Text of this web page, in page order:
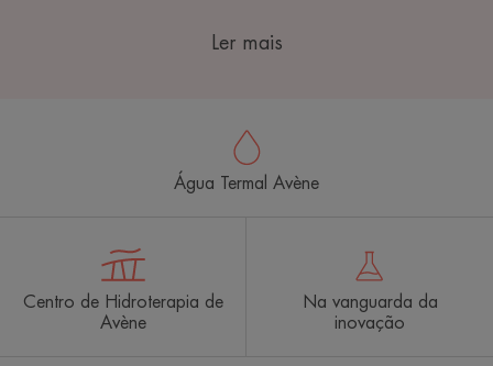
Ler mais
Água Termal Avène
Centro de Hidroterapia de
Avène
Na vanguarda da
inovação